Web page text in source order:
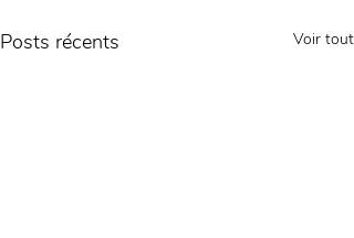
Posts récents Voir tout